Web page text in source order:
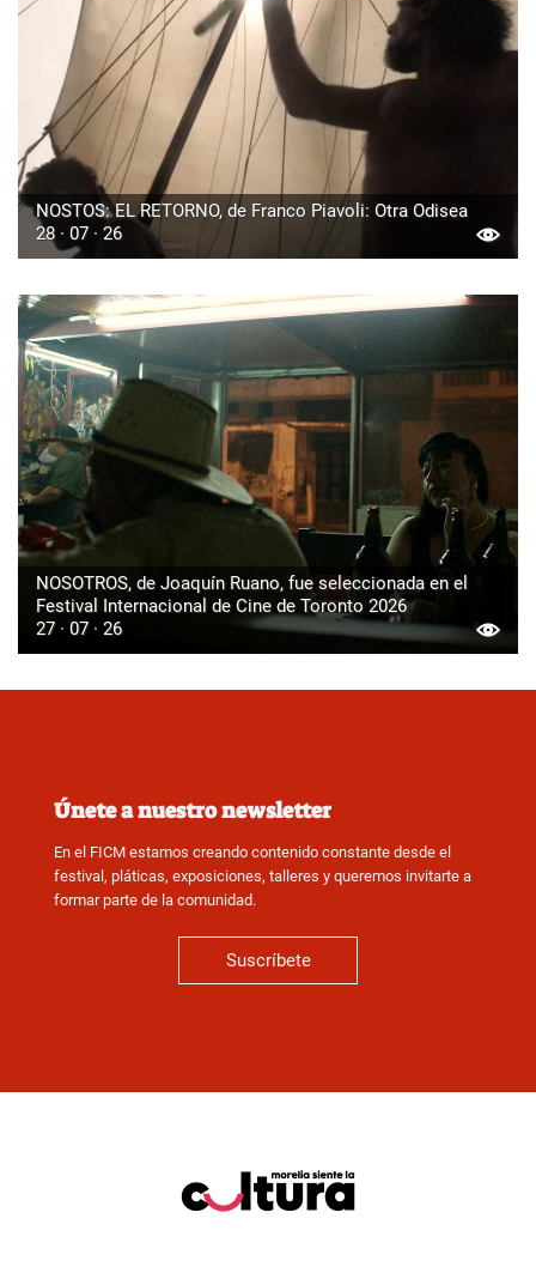
NOSTOS: EL RETORNO, de Franco Piavoli: Otra Odisea
28 · 07 · 26
NOSOTROS, de Joaquín Ruano, fue seleccionada en el
Festival Internacional de Cine de Toronto 2026
27 · 07 · 26
Únete a nuestro newsletter
En el FICM estamos creando contenido constante desde el
festival, pláticas, exposiciones, talleres y queremos invitarte a
formar parte de la comunidad.
Suscríbete